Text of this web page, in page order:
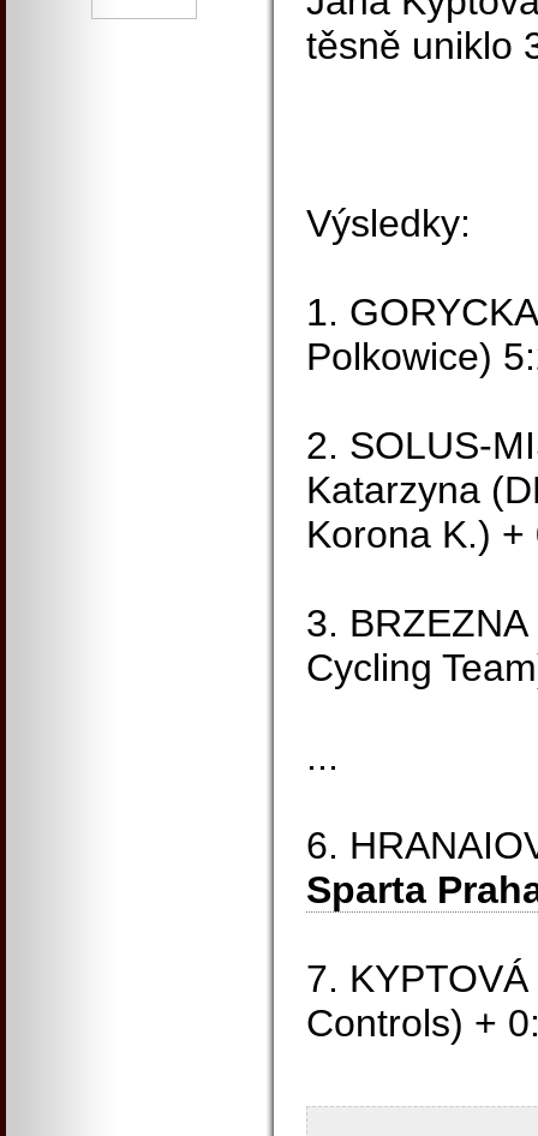
těsně uniklo
Výsledky:
1.
Polkowice)
2. SOLUS-
Katarzyna
Korona K.) +
3.
Cycling
...
6.
Sparta
7.
Controls) +